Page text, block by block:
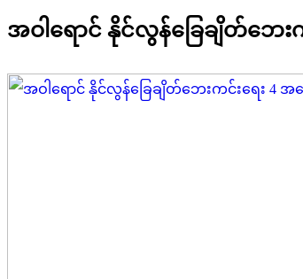
အဝါရောင် နိုင်လွန်ခြေချိတ်ဘေးက